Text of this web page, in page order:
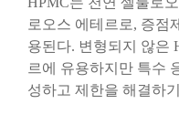
로오스 에테르로, 증점
용된다. 변형되지 않은
르에 유용하지만 특수
성하고 제한을 해결하